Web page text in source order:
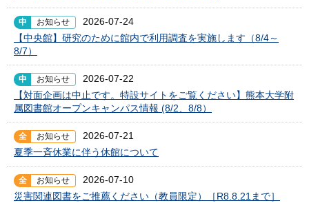
中 お知らせ
2026-07-24
【中央館】研究のために館内で利用調査を実施します（8/4～
8/7）
中 お知らせ
2026-07-22
【対面企画は中止です。特設サイトをご覧ください】熊本大学附
属図書館オープンキャンパス情報 (8/2、8/8）
全 お知らせ
2026-07-21
夏季一斉休業に伴う休館について
全 お知らせ
2026-07-10
災害関連図書をご推薦ください（教員限定）［R8.8.21まで］